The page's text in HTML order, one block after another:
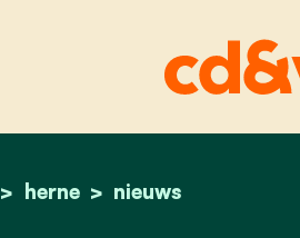
home
herne nieuws
rioleringsproject